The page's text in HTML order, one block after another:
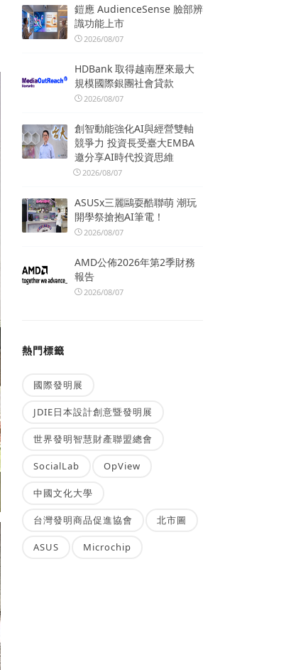
鎧應 AudienceSense 臉部辨
識功能上市
2026/08/07
HDBank 取得越南歷來最大
規模國際銀團社會貸款
2026/08/07
創智動能強化AI與經營雙軸
競爭力 投資長受臺大EMBA
邀分享AI時代投資思維
2026/08/07
ASUSx三麗鷗耍酷聯萌 潮玩
開學祭搶抱AI筆電！
2026/08/07
AMD公佈2026年第2季財務
報告
2026/08/07
熱門標籤
國際發明展
JDIE日本設計創意暨發明展
世界發明智慧財產聯盟總會
SocialLab OpView
中國文化大學
台灣發明商品促進協會 北市圖
ASUS Microchip